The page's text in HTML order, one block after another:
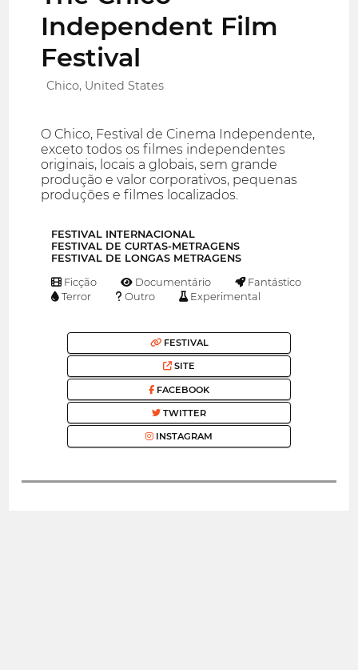
Independent Film
Festival
Chico, United States
O Chico, Festival de Cinema Independente,
exceto todos os filmes independentes
originais, locais a globais, sem grande
produção e valor corporativos, pequenas
produções e filmes localizados.
FESTIVAL INTERNACIONAL
FESTIVAL DE CURTAS-METRAGENS
FESTIVAL DE LONGAS METRAGENS
Ficção Documentário
Fantástico
Terror
Outro Experimental
FESTIVAL
SITE
FACEBOOK
TWITTER
INSTAGRAM